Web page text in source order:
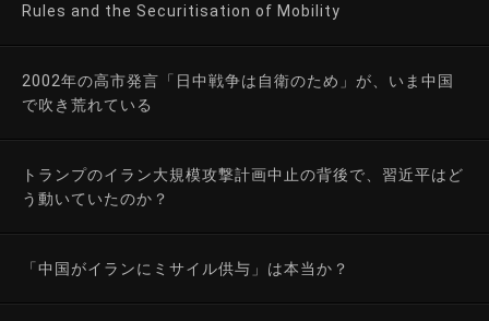
Rules and the Securitisation of Mobility
2002年の高市発言「日中戦争は自衛のため」が、いま中国
で吹き荒れている
トランプのイラン大規模攻撃計画中止の背後で、習近平はど
う動いていたのか？
「中国がイランにミサイル供与」は本当か？